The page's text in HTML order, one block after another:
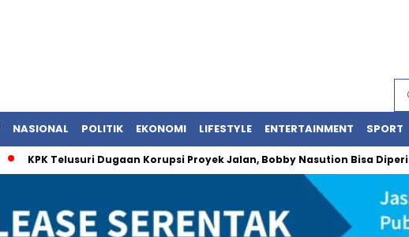
NASIONAL POLITIK EKONOMI LIFESTYLE ENTERTAINMENT SPORT
KPK Telusuri Dugaan Korupsi Proyek Jalan, Bobby Nasution Bisa Diperiksa